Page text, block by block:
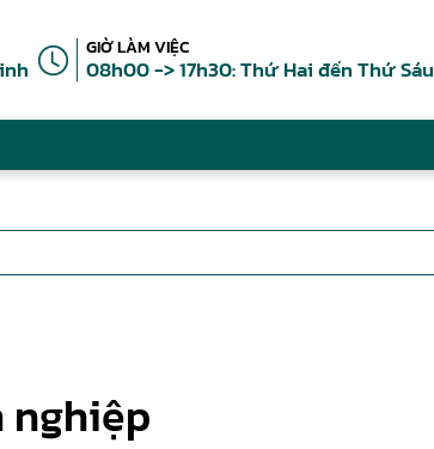
GIỜ LÀM VIỆC
08h00 -> 17h30: Thứ Hai đến Thứ Sáu
nghiệp